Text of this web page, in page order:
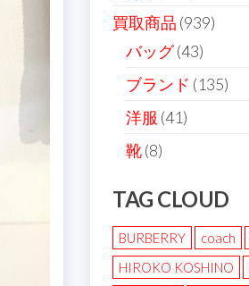
買取商品 (939)
バッグ(43)
ブランド (135)
洋服 (41)
靴(8)
TAG CLOUD
BURBERRY coach
HIROKO KOSHINO